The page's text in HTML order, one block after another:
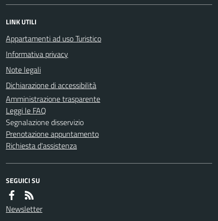
LINK UTILI
Appartamenti ad uso Turistico
Informativa privacy
Note legali
Dichiarazione di accessibilità
Amministrazione trasparente
Leggi le FAQ
Segnalazione disservizio
Prenotazione appuntamento
Richiesta d'assistenza
SEGUICI SU
Newsletter